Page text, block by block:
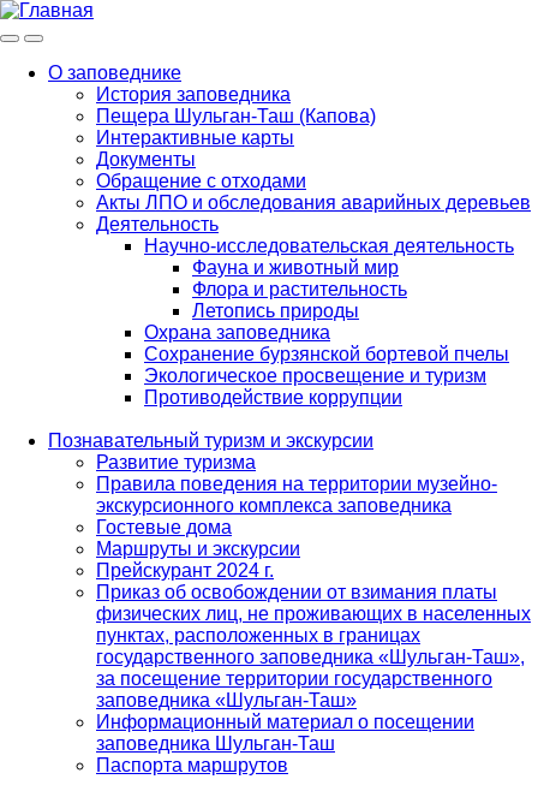
МенюИнфо
navigation
О заповеднике
История заповедника
Пещера Шульган-Таш (Капова)
Интерактивные карты
Документы
Обращение с отходами
Акты ЛПО и обследования аварийных деревьев
Деятельность
Научно-исследовательская деятельность
Фауна и животный мир
Флора и растительность
Летопись природы
Охрана заповедника
Сохранение бурзянской бортевой пчелы
Экологическое просвещение и туризм
Противодействие коррупции
Познавательный туризм и экскурсии
Развитие туризма
Правила поведения на территории музейно-
экскурсионного комплекса заповедника
Гостевые дома
Маршруты и экскурсии
Прейскурант 2024 г.
Приказ об освобождении от взимания платы
физических лиц, не проживающих в населенных
пунктах, расположенных в границах
государственного заповедника «Шульган-Таш»,
за посещение территории государственного
заповедника «Шульган-Таш»
Информационный материал о посещении
заповедника Шульган-Таш
Паспорта маршрутов